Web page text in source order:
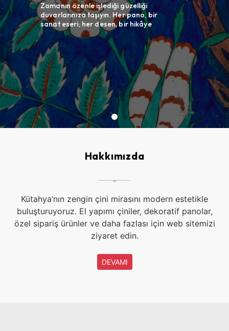
Cafe, restaurant ve otel
projelerinizde çininin göz alıcı
çalışmalar
Hakkımızda
Kütahya’nın zengin çini mirasını modern estetikle
buluşturuyoruz. El yapımı çiniler, dekoratif panolar,
özel sipariş ürünler ve daha fazlası için web sitemizi
ziyaret edin.
DEVAMI